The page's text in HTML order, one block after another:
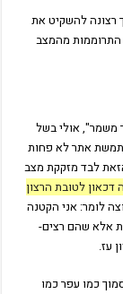
רצונה להשקיט את
התרוממות מהמצב
משמר", אולי בשל
אתר לא פחות
לבד מזקקת מצב
דכאון לטובת הרצון
לומר: אני הקטנה
אלא שהם רצים-
עז.
כמו עפר כמו